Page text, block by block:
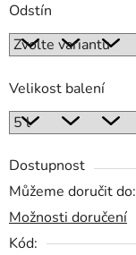
Odstín
Velikost balení
Dostupnost
Můžeme doručit do:
Možnosti doručení
Kód: